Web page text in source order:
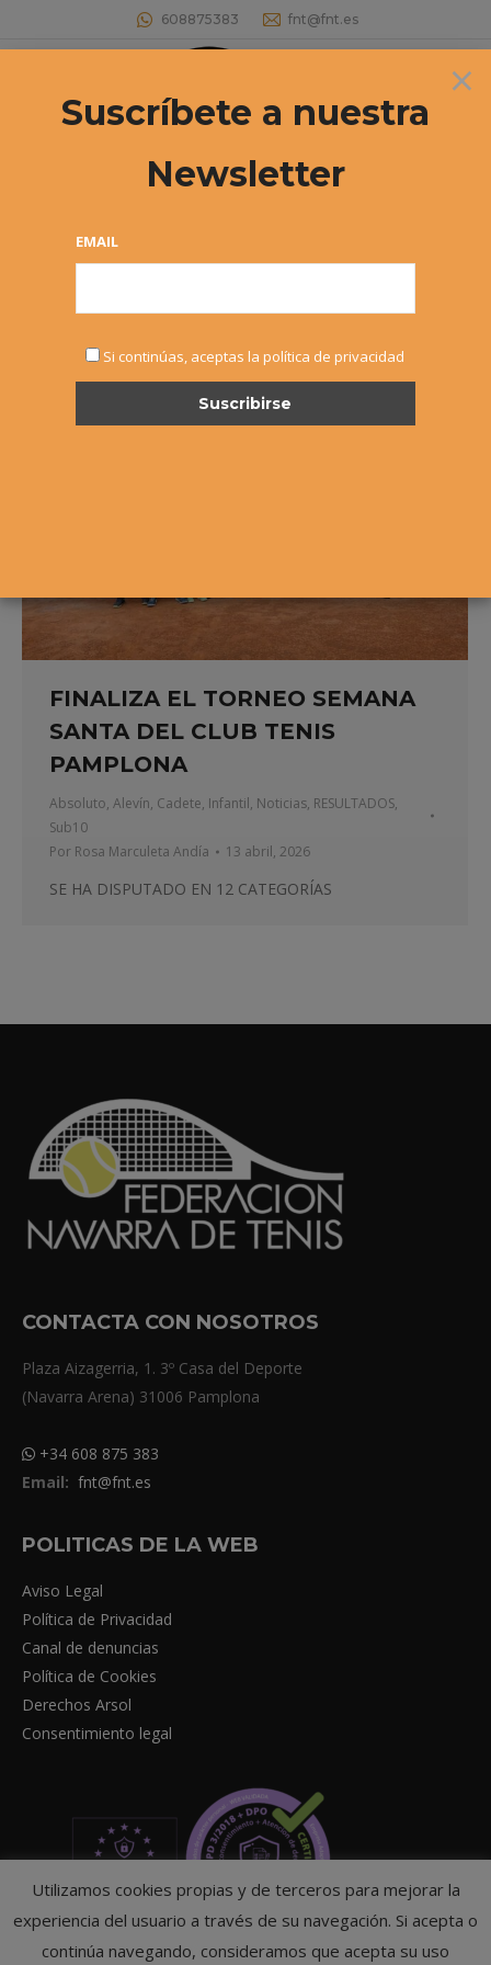
608875383 fnt@fnt.es
Buscar:
Archivos diarios:13 abril, 2026
FINALIZA EL TORNEO SEMANA
SANTA DEL CLUB TENIS
PAMPLONA
Absoluto, Alevín, Cadete, Infantil, Noticias, RESULTADOS,
Sub10
Por Rosa Marculeta Andía 13 abril, 2026
SE HA DISPUTADO EN 12 CATEGORÍAS
CONTACTA CON NOSOTROS
Plaza Aizagerria, 1. 3º Casa del Deporte
(Navarra Arena) 31006 Pamplona
+34 608 875 383
Email: fnt@fnt.es
POLITICAS DE LA WEB
Aviso Legal
Política de Privacidad
Canal de denuncias
Política de Cookies
Derechos Arsol
Consentimiento legal
Utilizamos cookies propias y de terceros para mejorar la
experiencia del usuario a través de su navegación. Si acepta o
continúa navegando, consideramos que acepta su uso
×
Suscríbete a nuestra
Newsletter
EMAIL
Si continúas, aceptas la política de privacidad